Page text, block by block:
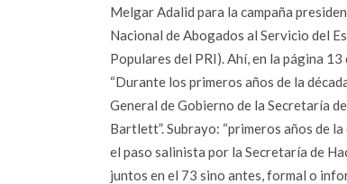
Melgar Adalid para la campaña
Nacional de Abogados al Servicio del
Populares del PRI). Ahí, en la página 13
“Durante los primeros años de la
General de Gobierno de la Secretaría
Bartlett”. Subrayo: “primeros años de
el paso salinista por la Secretaría de
juntos en el 73 sino antes, formal o